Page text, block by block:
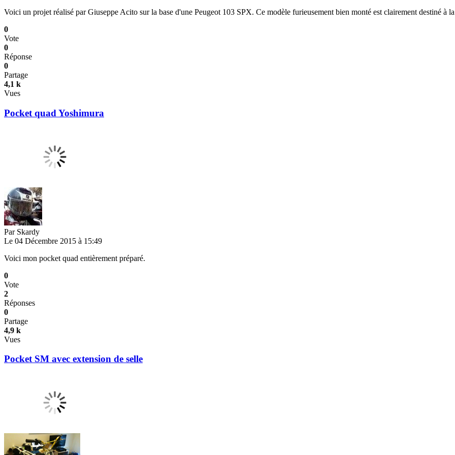
Voici un projet réalisé par Giuseppe Acito sur la base d'une Peugeot 103 SPX. Ce modèle furieusement bien monté est clairement destiné à
0
Vote
0
Réponse
0
Partage
4,1 k
Vues
Pocket quad Yoshimura
Par Skardy
Le 04 Décembre 2015 à 15:49
Voici mon pocket quad entièrement préparé.
0
Vote
2
Réponses
0
Partage
4,9 k
Vues
Pocket SM avec extension de selle